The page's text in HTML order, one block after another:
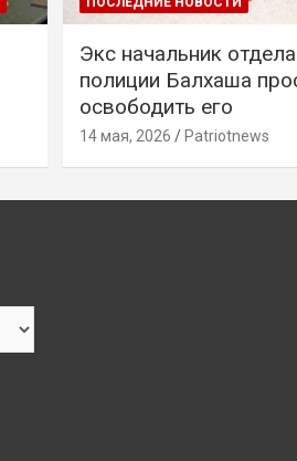
Экс начальник отдела
полиции Балхаша
освободить его
14 мая, 2026 Patriotnews